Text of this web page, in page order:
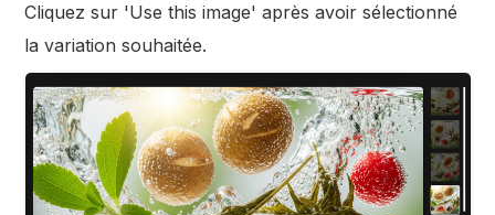
Cliquez sur 'Use this image' après avoir sélectionné
la variation souhaitée.